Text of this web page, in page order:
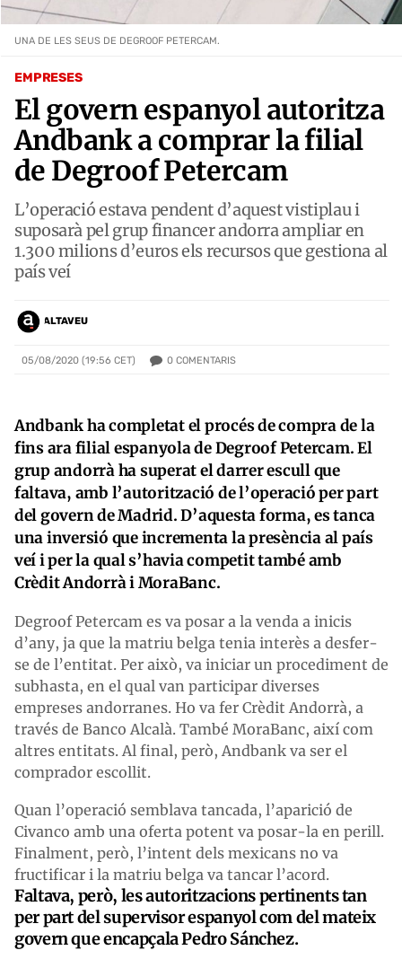
EMPRESES
El govern espanyol autoritza
Andbank a comprar la filial
de Degroof Petercam
L’operació estava pendent d’aquest vistiplau i
suposarà pel grup financer andorra ampliar en
1.300 milions d’euros els recursos que gestiona al
país veí
ALTAVEU
05/08/2020 (19:56 CET) 0 COMENTARIS
UNA DE LES SEUS DE DEGROOF PETERCAM.
Andbank ha completat el procés de compra de la
fins ara filial espanyola de Degroof Petercam. El
grup andorrà ha superat el darrer escull que
faltava, amb l’autorització de l’operació per part
del govern de Madrid. D’aquesta forma, es tanca
una inversió que incrementa la presència al país
veí i per la qual s’havia competit també amb
Crèdit Andorrà i MoraBanc.
Degroof Petercam es va posar a la venda a inicis
d’any, ja que la matriu belga tenia interès a desfer-
se de l’entitat. Per això, va iniciar un procediment de
subhasta, en el qual van participar diverses
empreses andorranes. Ho va fer Crèdit Andorrà, a
través de Banco Alcalà. També MoraBanc, així com
altres entitats. Al final, però, Andbank va ser el
comprador escollit.
Quan l’operació semblava tancada, l’aparició de
Civanco amb una oferta potent va posar-la en perill.
Finalment, però, l’intent dels mexicans no va
fructificar i la matriu belga va tancar l’acord.
Faltava, però, les autoritzacions pertinents tan
per part del supervisor espanyol com del mateix
govern que encapçala Pedro Sánchez.